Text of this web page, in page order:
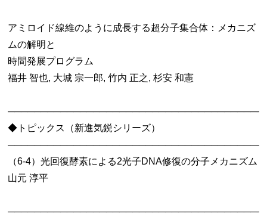
アミロイド線維のように成長する超分子集合体：メカニズ
ムの解明と
時間発展プログラム
福井 智也, 大城 宗一郎, 竹内 正之, 杉安 和憲
◆トピックス（新進気鋭シリーズ）
（6-4）光回復酵素による2光子DNA修復の分子メカニズム
山元 淳平